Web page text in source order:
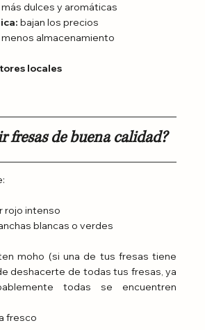
más dulces y aromáticas
bajan los precios
menos almacenamiento
locales
fresas de buena calidad?
rojo intenso
blancas o verdes
moho (si una de tus fresas tiene
deshacerte de todas tus fresas, ya
todas se encuentren
fresco